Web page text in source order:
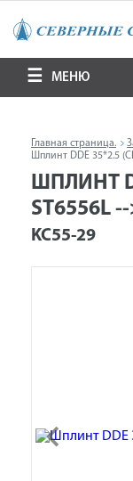
МЕНЮ
Главная страница.
Шплинт DDE 35*2.5
ШПЛИНТ
ST6556L
KC55-29